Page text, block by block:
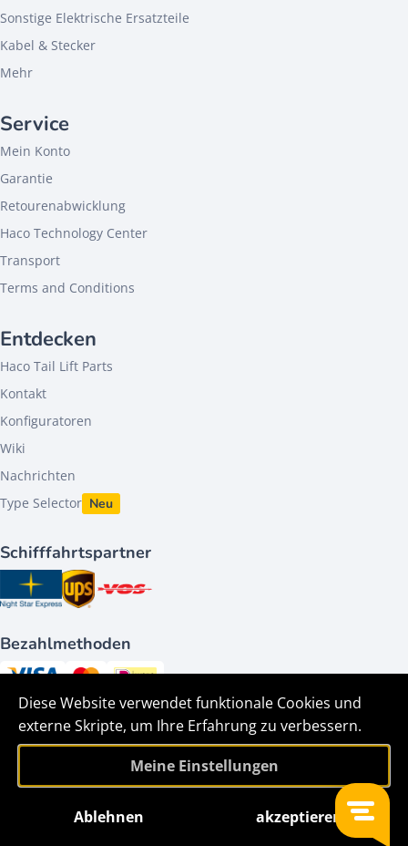
Diese Website verwendet funktionale Cookies und
externe Skripte, um Ihre Erfahrung zu verbessern.
Meine Einstellungen
Ablehnen akzeptieren
Sonstige Elektrische Ersatzteile
Kabel & Stecker
Mehr
Service
Mein Konto
Garantie
Retourenabwicklung
Haco Technology Center
Transport
Terms and Conditions
Entdecken
Haco Tail Lift Parts
Kontakt
Konfiguratoren
Wiki
Nachrichten
Type Selector Neu
Schifffahrtspartner
Bezahlmethoden
Folge uns auf
©2026 - HACO parts bv - Alle Rechte vorbehalten